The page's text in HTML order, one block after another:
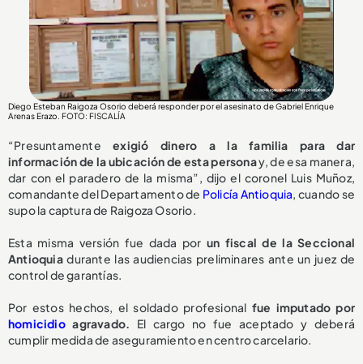
Diego Esteban Raigoza Osorio deberá responder por el asesinato de Gabriel Enrique
Arenas Erazo . FOTO: FISCALÍA
“Presuntamenteexigió dinero a la familia para dar
información de la ubicación de esta personay, de esa manera,
dar con el paradero de la misma”, dijo el coronel Luis Muñoz,
comandante del Departamento de Policía Antioquia, cuando se
supo la captura de Raigoza Osorio.
Esta misma versión fue dada por un fiscal de la Seccional
Antioquiadurante las audiencias preliminares ante un juez de
control de garantías.
Por estos hechos, el soldado profesional fue imputado por
homicidioagravado. El cargo no fue aceptado y deberá
cumplir medida de aseguramiento en centro carcelario.